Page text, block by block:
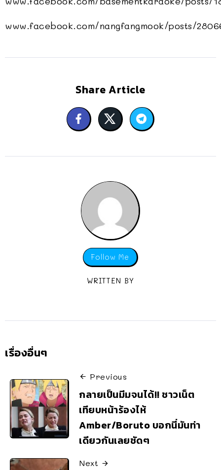
www.facebook.com/nangfangmook/posts/
Share Article
Follow Me
WRITTEN BY
เรื่องอื่นๆ
Previous
กลายเป็นมีมจนได้!! ชาวเน็ต
เทียบหน้าร้องไห้
Amber/Boruto บอกนี่มันท่า
เดียวกันเลยชัดๆ
Next